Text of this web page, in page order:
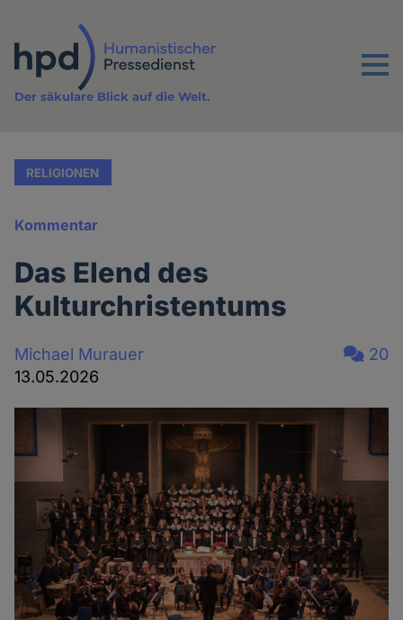
Inhalt
Menu
Der säkulare Blick auf die Welt.
RELIGIONEN
Kommentar
Das Elend des
Kulturchristentums
Michael Murauer
13.05.2026
20